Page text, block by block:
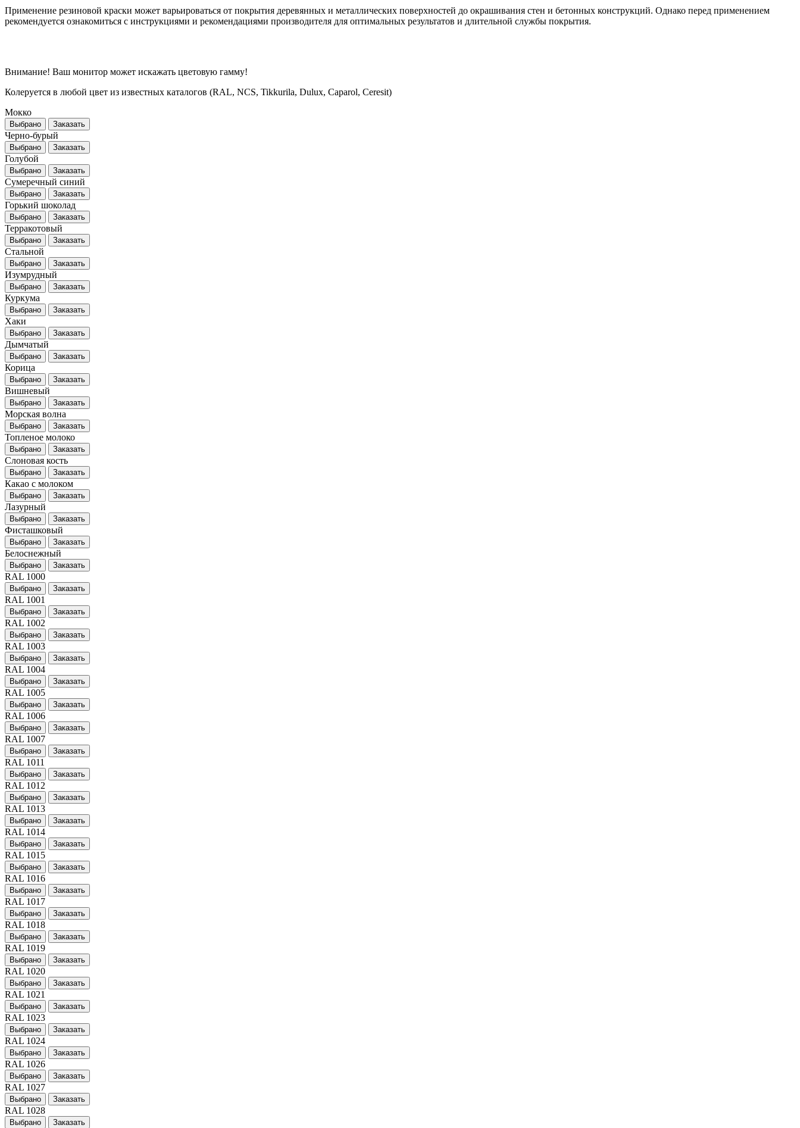
Применение резиновой краски может варьироваться от покрытия деревянных и металлических поверхностей до окрашивания стен и бетонных конструкций. Однако перед применением
рекомендуется ознакомиться с инструкциями и рекомендациями производителя для оптимальных результатов и длительной службы покрытия.
Внимание! Ваш монитор может искажать цветовую гамму!
Колеруется в любой цвет из известных каталогов (RAL, NCS, Tikkurila, Dulux, Caparol, Ceresit)
Мокко
Выбрано Заказать
Черно-бурый
Выбрано Заказать
Голубой
Выбрано Заказать
Сумеречный синий
Выбрано Заказать
Горький шоколад
Выбрано Заказать
Терракотовый
Выбрано Заказать
Стальной
Выбрано Заказать
Изумрудный
Выбрано Заказать
Куркума
Выбрано Заказать
Хаки
Выбрано Заказать
Дымчатый
Выбрано Заказать
Корица
Выбрано Заказать
Вишневый
Выбрано Заказать
Морская волна
Выбрано Заказать
Топленое молоко
Выбрано Заказать
Слоновая кость
Выбрано Заказать
Какао с молоком
Выбрано Заказать
Лазурный
Выбрано Заказать
Фисташковый
Выбрано Заказать
Белоснежный
Выбрано Заказать
RAL 1000
Выбрано Заказать
RAL 1001
Выбрано Заказать
RAL 1002
Выбрано Заказать
RAL 1003
Выбрано Заказать
RAL 1004
Выбрано Заказать
RAL 1005
Выбрано Заказать
RAL 1006
Выбрано Заказать
RAL 1007
Выбрано Заказать
RAL 1011
Выбрано Заказать
RAL 1012
Выбрано Заказать
RAL 1013
Выбрано Заказать
RAL 1014
Выбрано Заказать
RAL 1015
Выбрано Заказать
RAL 1016
Выбрано Заказать
RAL 1017
Выбрано Заказать
RAL 1018
Выбрано Заказать
RAL 1019
Выбрано Заказать
RAL 1020
Выбрано Заказать
RAL 1021
Выбрано Заказать
RAL 1023
Выбрано Заказать
RAL 1024
Выбрано Заказать
RAL 1026
Выбрано Заказать
RAL 1027
Выбрано Заказать
RAL 1028
Выбрано Заказать